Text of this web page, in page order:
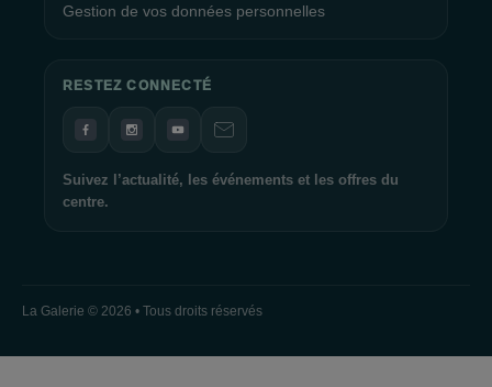
Gestion de vos données personnelles
RESTEZ CONNECTÉ
Suivez l’actualité, les événements et les offres du
centre.
La Galerie © 2026 • Tous droits réservés